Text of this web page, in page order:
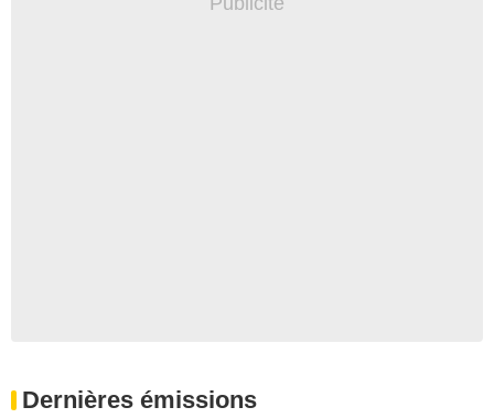
Dernières émissions